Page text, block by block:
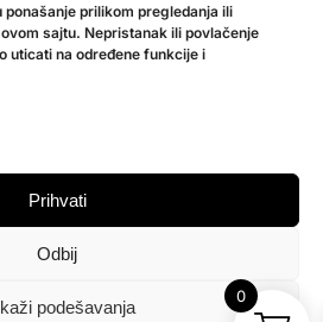
ponašanje prilikom pregledanja ili
sajtu. Nepristanak ili povlačenje
uticati na određene funkcije i
Prihvati
Odbij
podešavanja
0